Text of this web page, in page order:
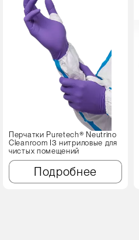
Перчатки Puretech® Neutrino
Cleanroom I3 нитриловые для
чистых помещений
Подробнее